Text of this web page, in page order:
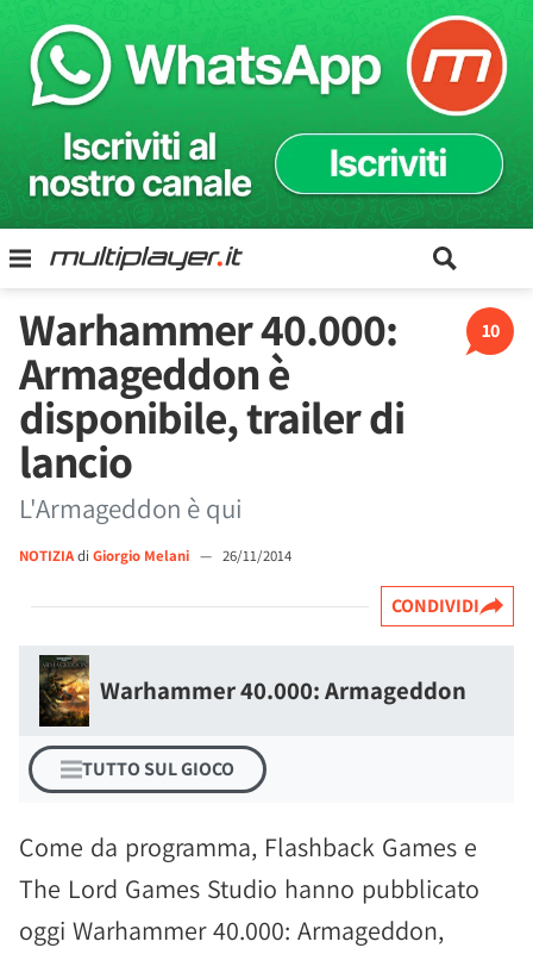
10
Warhammer 40.000:
Armageddon è
disponibile, trailer di
lancio
L'Armageddon è qui
NOTIZIAdi Giorgio Melani — 26/11/2014
CONDIVIDI
Warhammer 40.000: Armageddon
TUTTO SUL GIOCO
Come da programma, Flashback Games e
The Lord Games Studio hanno pubblicato
oggi Warhammer 40.000: Armageddon,